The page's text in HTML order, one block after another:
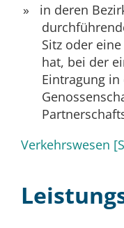
in deren
Sitz oder
hat, bei der
Eintragung in
Verkehrswesen